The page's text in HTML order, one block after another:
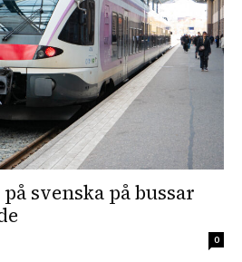
svenska på bussar
0